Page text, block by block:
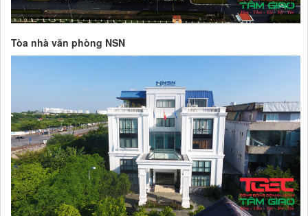
Tòa nhà văn phòng NSN